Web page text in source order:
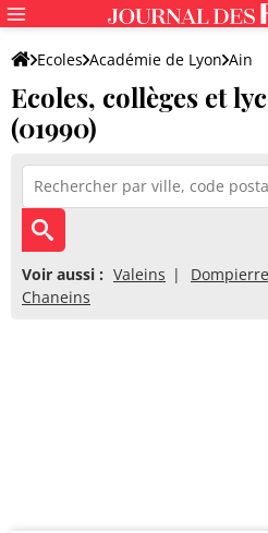
Ecoles Académie de Lyon Ain
Ecoles, collèges et
(01990)
Voir aussi : Valeins
Chaneins